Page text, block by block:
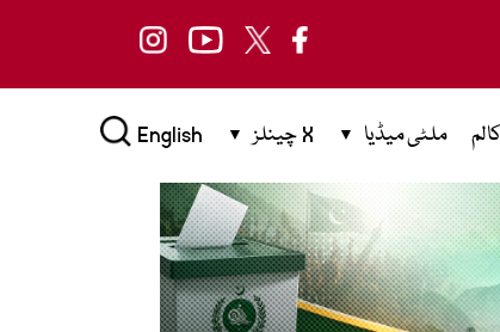
کالم ملٹی میڈیا X چینلز English